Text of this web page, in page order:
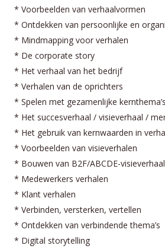
* Voorbeelden van verhaalvormen
* Ontdekken van persoonlijke en
* Mindmapping voor verhalen
* De corporate story
* Het verhaal van het bedrijf
* Verhalen van de oprichters
* Spelen met gezamenlijke kernthema’s
* Het succesverhaal / visieverhaal /
* Het gebruik van kernwaarden in
* Voorbeelden van visieverhalen
* Bouwen van B2F/ABCDE-visieverhaal
* Medewerkers verhalen
* Klant verhalen
* Verbinden, versterken, vertellen
* Ontdekken van verbindende thema’s
* Digital storytelling